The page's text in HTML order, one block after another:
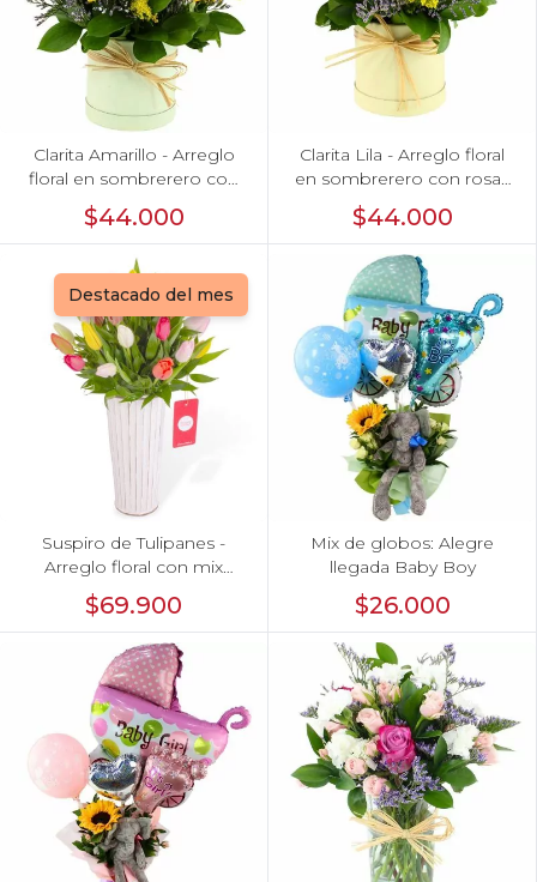
Clarita Amarillo - Arreglo
floral en sombrerero con
rosas amarillo, limonium y
vara de oro
$44.000
Clarita Lila - Arreglo floral
en sombrerero con rosas
lila, limonium y vara de oro
$44.000
Destacado del mes
Suspiro de Tulipanes -
Arreglo floral con mix
multicolor de 30 tulipanes
$69.900
Mix de globos: Alegre
llegada Baby Boy
$26.000